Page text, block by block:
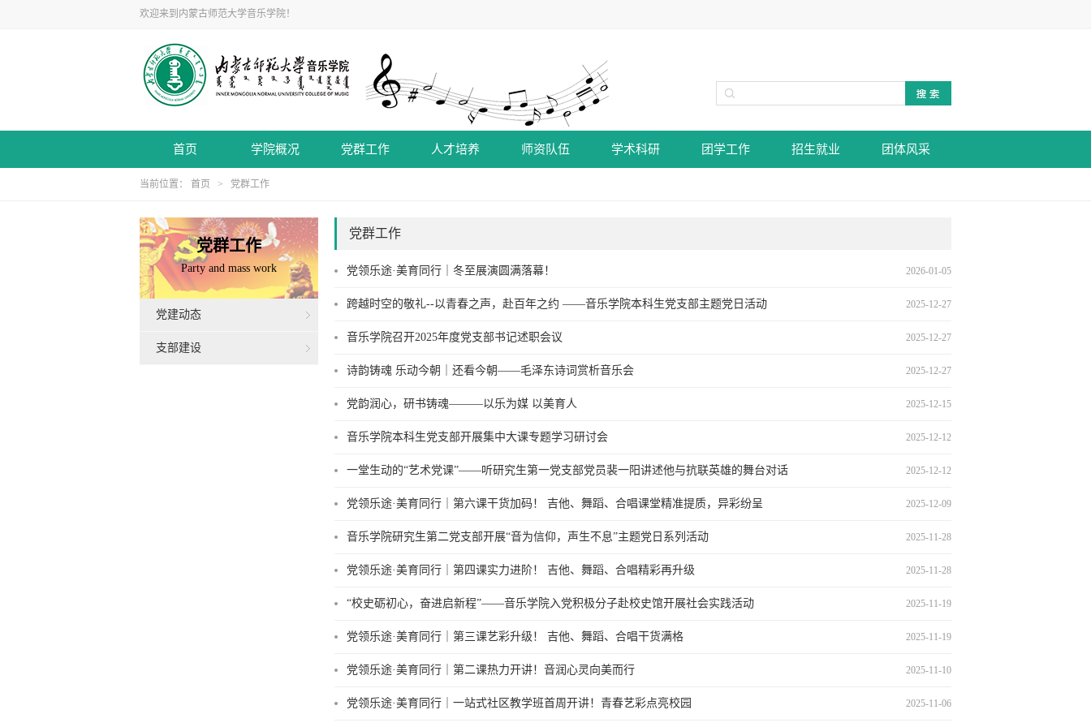
欢迎来到内蒙古师范大学音乐学院！
首页 学院概况 党群工作 人才培养 师资队伍 学术科研 团学工作 招生就业 团体风采
当前位置： 首页 > 党群工作
党群工作
Party and mass work
党建动态
支部建设
党群工作
党领乐途·美育同行｜冬至展演圆满落幕！ 2026-01-05
跨越时空的敬礼--以青春之声，赴百年之约 ——音乐学院本科生党支部主题党日活动 2025-12-27
音乐学院召开2025年度党支部书记述职会议 2025-12-27
诗韵铸魂 乐动今朝｜还看今朝——毛泽东诗词赏析音乐会 2025-12-27
党韵润心，研书铸魂———以乐为媒 以美育人 2025-12-15
音乐学院本科生党支部开展集中大课专题学习研讨会 2025-12-12
一堂生动的“艺术党课”——听研究生第一党支部党员裴一阳讲述他与抗联英雄的舞台对话 2025-12-12
党领乐途·美育同行｜第六课干货加码！ 吉他、舞蹈、合唱课堂精准提质，异彩纷呈 2025-12-09
音乐学院研究生第二党支部开展“音为信仰，声生不息”主题党日系列活动 2025-11-28
党领乐途·美育同行｜第四课实力进阶！ 吉他、舞蹈、合唱精彩再升级 2025-11-28
“校史砺初心，奋进启新程”——音乐学院入党积极分子赴校史馆开展社会实践活动 2025-11-19
党领乐途·美育同行｜第三课艺彩升级！ 吉他、舞蹈、合唱干货满格 2025-11-19
党领乐途·美育同行｜第二课热力开讲！音润心灵向美而行 2025-11-10
党领乐途·美育同行｜一站式社区教学班首周开讲！青春艺彩点亮校园 2025-11-06